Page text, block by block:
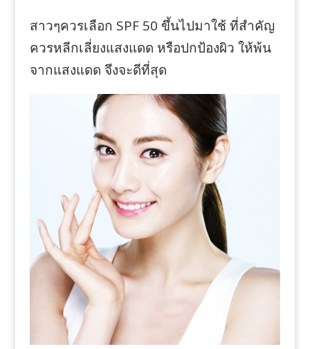
สาวๆควรเลือก SPF 50 ขึ้นไปมาใช้ ที่สำคัญ
ควรหลีกเลี่ยงแสงแดด หรือปกป้องผิว ให้พ้น
จากแสงแดด จึงจะดีที่สุด